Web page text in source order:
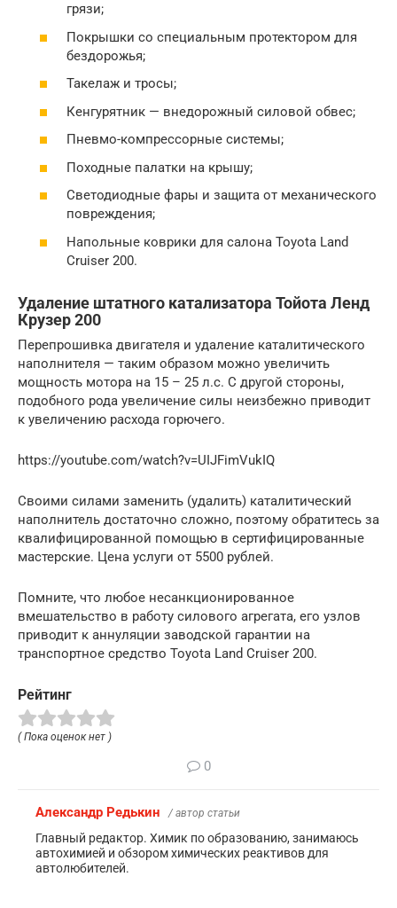
грязи;
Покрышки со специальным протектором для
бездорожья;
Такелаж и тросы;
Кенгурятник — внедорожный силовой обвес;
Пневмо-компрессорные системы;
Походные палатки на крышу;
Светодиодные фары и защита от механического
повреждения;
Напольные коврики для салона Toyota Land
Cruiser 200.
Удаление штатного катализатора Тойота Ленд
Крузер 200
Перепрошивка двигателя и удаление каталитического
наполнителя — таким образом можно увеличить
мощность мотора на 15 – 25 л.с. С другой стороны,
подобного рода увеличение силы неизбежно приводит
к увеличению расхода горючего.
https://youtube.com/watch?v=UIJFimVukIQ
Своими силами заменить (удалить) каталитический
наполнитель достаточно сложно, поэтому обратитесь за
квалифицированной помощью в сертифицированные
мастерские. Цена услуги от 5500 рублей.
Помните, что любое несанкционированное
вмешательство в работу силового агрегата, его узлов
приводит к аннуляции заводской гарантии на
транспортное средство Toyota Land Cruiser 200.
Рейтинг
( Пока оценок нет )
0
Александр Редькин / автор статьи
Главный редактор. Химик по образованию, занимаюсь
автохимией и обзором химических реактивов для
автолюбителей.